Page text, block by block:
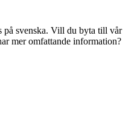
på svenska. Vill du byta till vår
mer omfattande information?